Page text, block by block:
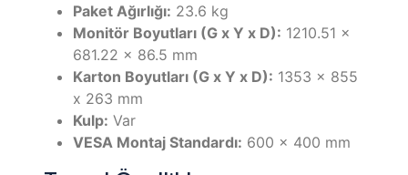
Paket Ağırlığı: 23.6 kg
Monitör Boyutları (G x Y x D): 1210.51 x
681.22 x 86.5 mm
Karton Boyutları (G x Y x D): 1353 x 855
x 263 mm
Kulp: Var
VESA Montaj Standardı: 600 x 400 mm